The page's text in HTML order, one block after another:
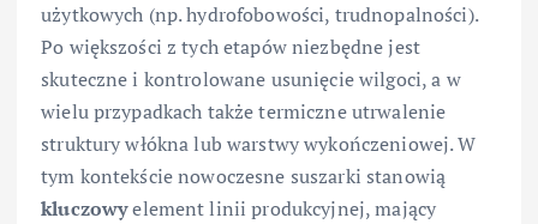
użytkowych (np. hydrofobowości, trudnopalności).
Po większości z tych etapów niezbędne jest
skuteczne i kontrolowane usunięcie wilgoci, a w
wielu przypadkach także termiczne utrwalenie
struktury włókna lub warstwy wykończeniowej. W
tym kontekście nowoczesne suszarki stanowią
kluczowyelement linii produkcyjnej, mający